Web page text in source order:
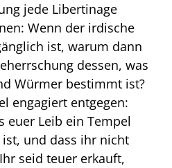
jede Libertinage
Wenn der irdische
ist, warum dann
dessen, was
Würmer bestimmt ist?
engagiert entgegen:
euer Leib ein Tempel
und dass ihr nicht
seid teuer erkauft,